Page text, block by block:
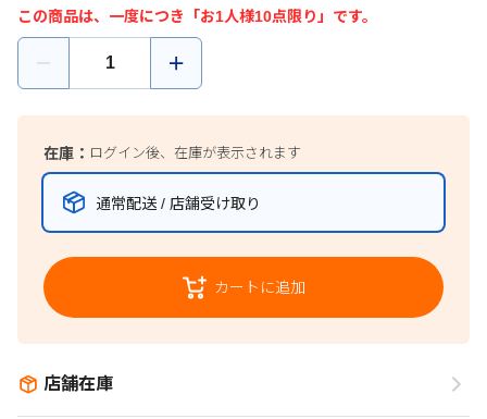
この商品は、一度につき「お1人様10点限り」です。
在庫： ログイン後、在庫が表示されます
通常配送 / 店舗受け取り
カートに追加
店舗在庫